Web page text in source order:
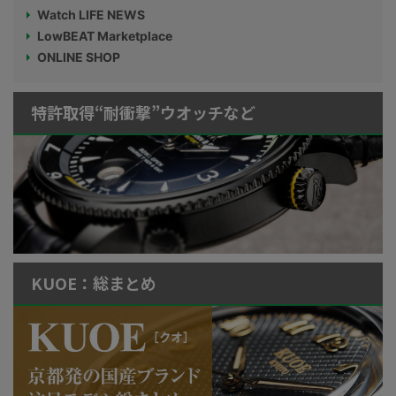
Watch LIFE NEWS
LowBEAT Marketplace
ONLINE SHOP
特許取得“耐衝撃”ウオッチなど
KUOE：総まとめ